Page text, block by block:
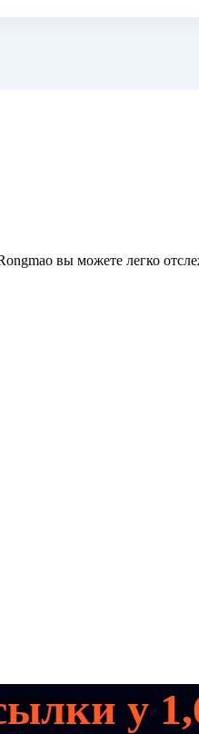
вы можете легко
у